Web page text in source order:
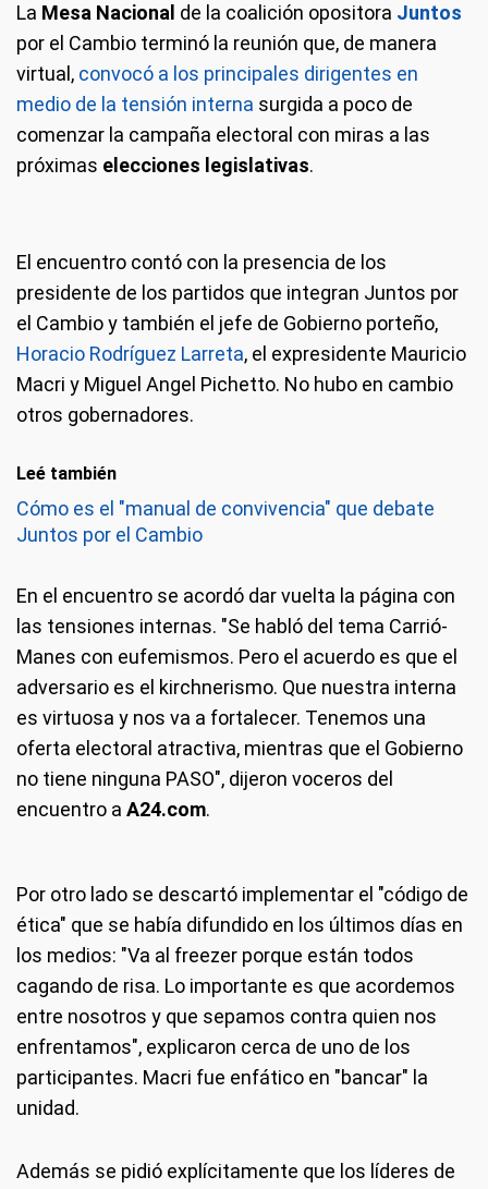
Los principales dirigentes de Juntos se reunieron virtualmente en
medio de la interna. Foto: Archivo.
La Mesa Nacional de la coalición opositora Juntos
por el Cambio terminó la reunión que, de manera
virtual, convocó a los principales dirigentes en
medio de la tensión interna surgida a poco de
comenzar la campaña electoral con miras a las
próximas elecciones legislativas.
El encuentro contó con la presencia de los
presidente de los partidos que integran Juntos por
el Cambio y también el jefe de Gobierno porteño,
Horacio Rodríguez Larreta, el expresidente Mauricio
Macri y Miguel Angel Pichetto. No hubo en cambio
otros gobernadores.
Leé también
Cómo es el "manual de convivencia" que debate
Juntos por el Cambio
En el encuentro se acordó dar vuelta la página con
las tensiones internas. "Se habló del tema Carrió-
Manes con eufemismos. Pero el acuerdo es que el
adversario es el kirchnerismo. Que nuestra interna
es virtuosa y nos va a fortalecer. Tenemos una
oferta electoral atractiva, mientras que el Gobierno
no tiene ninguna PASO", dijeron voceros del
encuentro a A24.com.
Por otro lado se descartó implementar el "código de
ética" que se había difundido en los últimos días en
los medios: "Va al freezer porque están todos
cagando de risa. Lo importante es que acordemos
entre nosotros y que sepamos contra quien nos
enfrentamos", explicaron cerca de uno de los
participantes. Macri fue enfático en "bancar" la
unidad.
Además se pidió explícitamente que los líderes de